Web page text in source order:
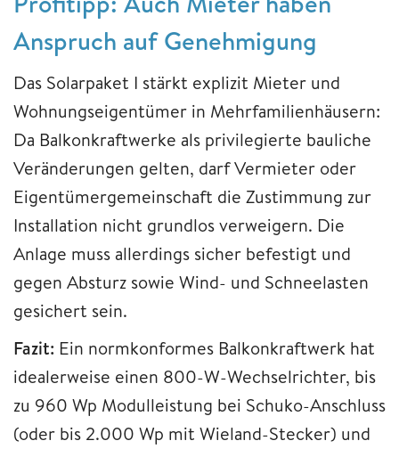
Anspruch auf Genehmigung
Das Solarpaket I stärkt explizit Mieter und
Wohnungseigentümer in Mehrfamilienhäusern:
Da Balkonkraftwerke als privilegierte bauliche
Veränderungen gelten, darf Vermieter oder
Eigentümergemeinschaft die Zustimmung zur
Installation nicht grundlos verweigern. Die
Anlage muss allerdings sicher befestigt und
gegen Absturz sowie Wind- und Schneelasten
gesichert sein.
Fazit: Ein normkonformes Balkonkraftwerk hat
idealerweise einen 800-W-Wechselrichter, bis
zu 960 Wp Modulleistung bei Schuko-Anschluss
(oder bis 2.000 Wp mit Wieland-Stecker) und